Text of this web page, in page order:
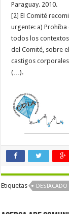
Paraguay. 2010.
[2] El Comité
urgente: a)
todos los
del Comité, sobre
castigos
(…).
Etiquetas DESTACADO